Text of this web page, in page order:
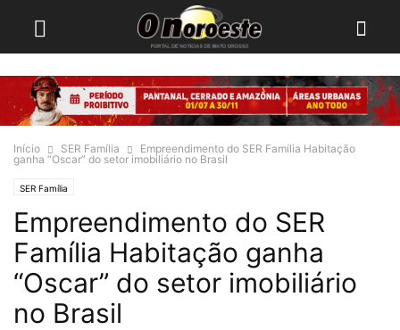
Início SER Família
Empreendimento do SER Família Habitação
ganha “Oscar” do setor imobiliário no Brasil
SER Família
Empreendimento do SER
Família Habitação ganha
“Oscar” do setor imobiliário
no Brasil